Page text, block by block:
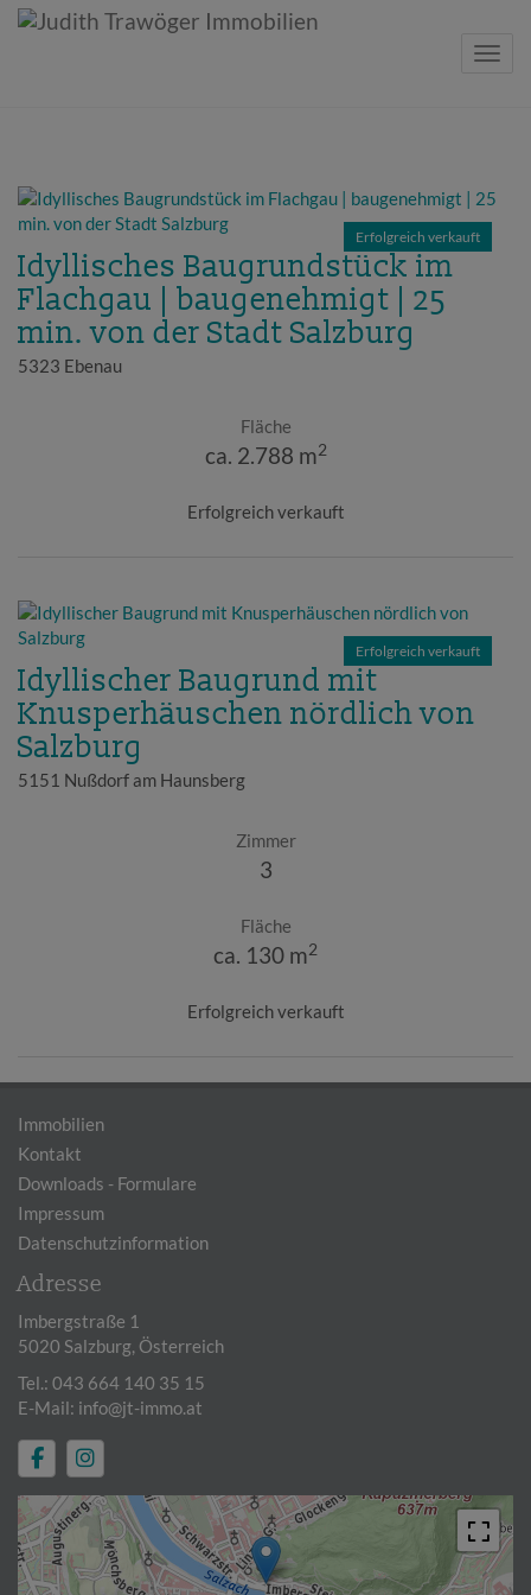
Erfolgreich verkauft
Idyllisches Baugrundstück im
Flachgau | baugenehmigt | 25
min. von der Stadt Salzburg
5323 Ebenau
Fläche
ca. 2.788 m2
Erfolgreich verkauft
Erfolgreich verkauft
Idyllischer Baugrund mit
Knusperhäuschen nördlich von
Salzburg
5151 Nußdorf am Haunsberg
Zimmer
3
Fläche
ca. 130 m2
Erfolgreich verkauft
Immobilien
Kontakt
Downloads - Formulare
Impressum
Datenschutzinformation
Adresse
Imbergstraße 1
5020 Salzburg, Österreich
Tel.: 043 664 140 35 15
E-Mail: info@jt-immo.at